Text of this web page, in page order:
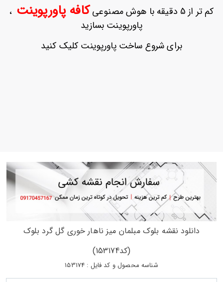
ثبت
بازیابی
کم تر از 5 دقیقه با هوش مصنوعی کافه پاورپوینت ،
پاورپوینت بسازید
برای شروع ساخت پاورپوینت کلیک کنید
دانلود نقشه بلوک مبلمان میز ناهار خوری گل گرد بلوک
(کد153174)
شناسه محصول و کد فایل : 153174